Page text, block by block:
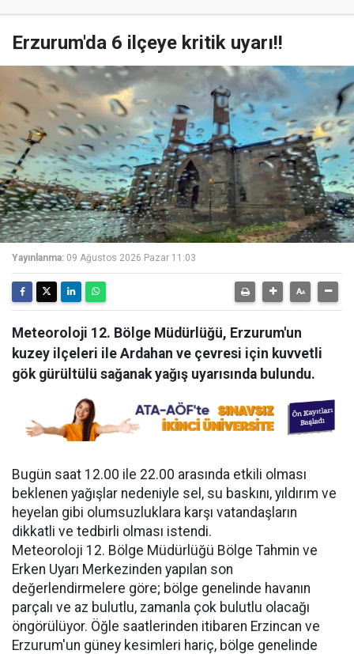
Erzurum'da 6 ilçeye kritik uyarı!!
Yayınlanma: 09 Ağustos 2026 Pazar 11:03
Meteoroloji 12. Bölge Müdürlüğü, Erzurum'un
kuzey ilçeleri ile Ardahan ve çevresi için kuvvetli
gök gürültülü sağanak yağış uyarısında bulundu.
Bugün saat 12.00 ile 22.00 arasında etkili olması
beklenen yağışlar nedeniyle sel, su baskını, yıldırım ve
heyelan gibi olumsuzluklara karşı vatandaşların
dikkatli ve tedbirli olması istendi.
Meteoroloji 12. Bölge Müdürlüğü Bölge Tahmin ve
Erken Uyarı Merkezinden yapılan son
değerlendirmelere göre; bölge genelinde havanın
parçalı ve az bulutlu, zamanla çok bulutlu olacağı
öngörülüyor. Öğle saatlerinden itibaren Erzincan ve
Erzurum'un güney kesimleri hariç, bölge genelinde